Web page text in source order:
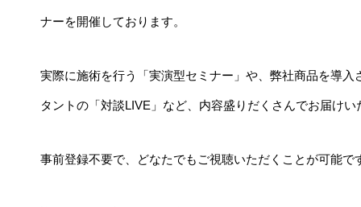
ナーを開催しております。
実際に施術を行う「実演型セミナー」や、弊社商品を導
タントの「対談LIVE」など、内容盛りだくさんでお届けい
事前登録不要で、どなたでもご視聴いただくことが可能